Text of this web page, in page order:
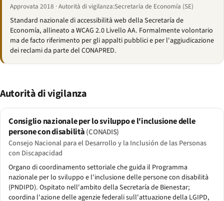
Approvata 2018 · Autorità di vigilanza:Secretaría de Economía (SE)
Standard nazionale di accessibilità web della Secretaría de
Economía, allineato a WCAG 2.0 Livello AA. Formalmente volontario
ma de facto riferimento per gli appalti pubblici e per l'aggiudicazione
dei reclami da parte del CONAPRED.
Autorità di vigilanza
Consiglio nazionale per lo sviluppo e l'inclusione delle
persone con disabilità(CONADIS)
Consejo Nacional para el Desarrollo y la Inclusión de las Personas
con Discapacidad
Organo di coordinamento settoriale che guida il Programma
nazionale per lo sviluppo e l'inclusione delle persone con disabilità
(PNDIPD). Ospitato nell'ambito della Secretaría de Bienestar;
coordina l'azione delle agenzie federali sull'attuazione della LGIPD,